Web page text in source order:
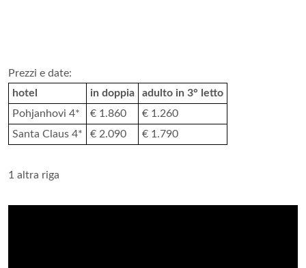
Prezzi e date:
hotel
in doppia
adulto in 3° letto
Pohjanhovi 4*
€ 1.860
€ 1.260
Santa Claus 4*
€ 2.090 € 1.790
1 altra riga